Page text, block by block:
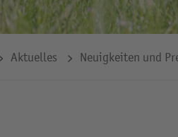
Aktuelles Neuigkeiten und